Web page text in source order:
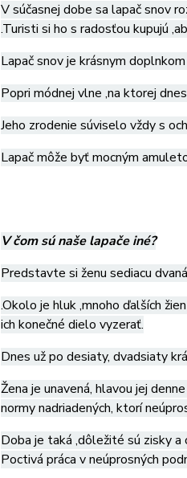
V súčasnej dobe sa lapač snov
.Turisti si ho s radosťou kupujú
Lapač snov je krásnym
Popri módnej vlne ,na ktorej
Jeho zrodenie súviselo vždy s
Lapač môže byť mocným
V čom sú naše lapače iné?
Predstavte si ženu sediacu
.Okolo je hluk ,mnoho ďalších
ich konečné dielo vyzerať.
Dnes už po desiaty, dvadsiaty
Žena je unavená, hlavou jej
normy nadriadených, ktorí
Doba je taká ,dôležité sú zisky a
Poctivá práca v neúprosných